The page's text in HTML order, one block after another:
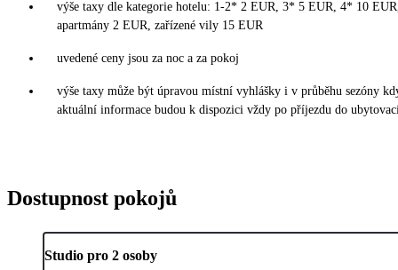
výše taxy dle kategorie hotelu: 1-2* 2 EUR, 3* 5 EUR, 4* 10
apartmány 2 EUR, zařízené vily 15 EUR
uvedené ceny jsou za noc a za pokoj
výše taxy může být úpravou místní vyhlášky i v průběhu sezóny
aktuální informace budou k dispozici vždy po příjezdu do
Dostupnost pokojů
Studio pro 2 osoby